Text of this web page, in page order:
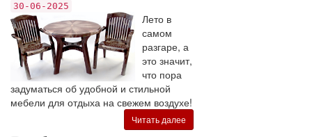
30-06-2025
Лето в
самом
разгаре, а
это значит,
что пора
задуматься об удобной и стильной
мебели для отдыха на свежем воздухе!
Читать далее